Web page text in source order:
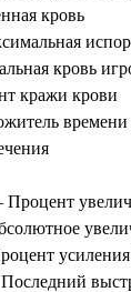
кровь
кровь
кражи крови
времени
Процент